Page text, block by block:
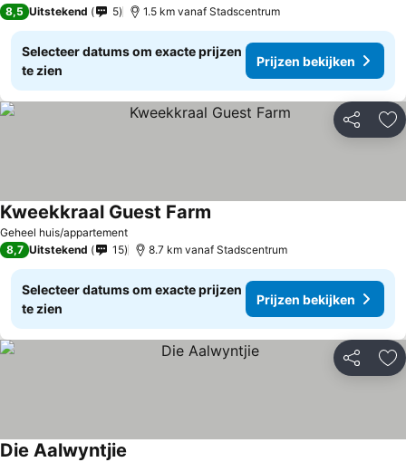
8,5 Uitstekend 5 1.5 km vanaf Stadscentrum
Selecteer datums om exacte prijzen
te zien
Prijzen bekijken
Delen
Geheel huis/appartement
Kweekkraal Guest Farm
8,7 Uitstekend 15 8.7 km vanaf Stadscentrum
Selecteer datums om exacte prijzen
te zien
Prijzen bekijken
Delen
Die Aalwyntjie